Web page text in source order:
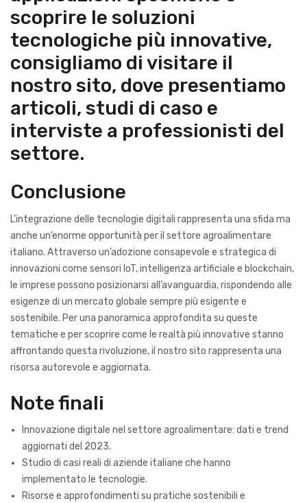
scoprire le soluzioni
tecnologiche più innovative,
consigliamo di visitare il
nostro sito, dove presentiamo
articoli, studi di caso e
interviste a professionisti del
settore.
Conclusione
L’integrazione delle tecnologie digitali rappresenta una sfida ma
anche un’enorme opportunità per il settore agroalimentare
italiano. Attraverso un’adozione consapevole e strategica di
innovazioni come sensori IoT, intelligenza artificiale e blockchain,
le imprese possono posizionarsi all’avanguardia, rispondendo alle
esigenze di un mercato globale sempre più esigente e
sostenibile. Per una panoramica approfondita su queste
tematiche e per scoprire come le realtà più innovative stanno
affrontando questa rivoluzione, il nostro sito rappresenta una
risorsa autorevole e aggiornata.
Note finali
Innovazione digitale nel settore agroalimentare: dati e trend
aggiornati del 2023.
Studio di casi reali di aziende italiane che hanno
implementato le tecnologie.
Risorse e approfondimenti su pratiche sostenibili e